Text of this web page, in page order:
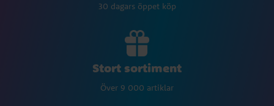
30 dagars öppet köp
Stort sortiment
Över 9 000 artiklar